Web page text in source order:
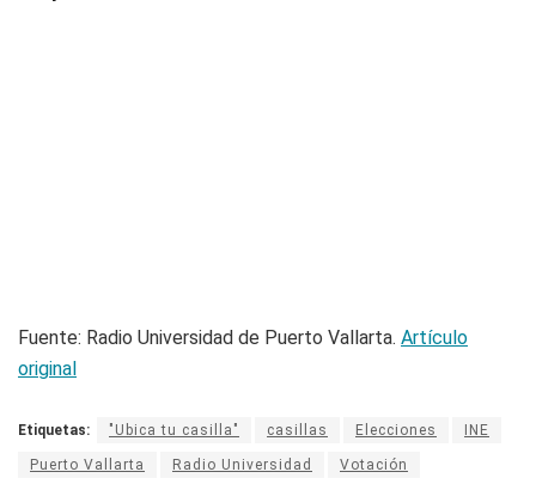
Fuente: Radio Universidad de Puerto Vallarta. Artículo
original
Etiquetas: "Ubica tu casilla" casillas Elecciones INE
Puerto Vallarta Radio Universidad Votación